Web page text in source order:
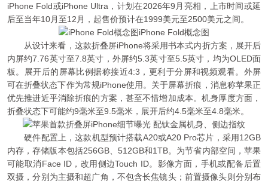
iPhone Fold或iPhone Ultra，计划在2026年9月亮相，上市时间或延
后至当年10月至12月，起售价预计在1999美元至2500美元之间。
iPhone Fold概念图
从设计来看，这款折叠屏iPhone将采用书本式内折方案，展开后
内屏约7.76英寸至7.8英寸，外屏约5.3英寸至5.5英寸，均为OLED面
板。展开后的屏幕比例据称接近4:3，更利于分屏和视频观看。外屏
可在折叠状态下作为常规iPhone使用。关于屏幕折痕，消息称苹果正
优先推进近乎消除折痕的方案，甚至不惜增加成本。机身厚度方面，
折叠状态下可能约9毫米至9.5毫米，展开后约4.5毫米至4.8毫米。
硬件配置上，这款机型预计搭载A20或A20 Pro芯片，采用12GB
内存，存储版本包括256GB、512GB和1TB。为节省内部空间，苹果
可能取消Face ID，改用侧边Touch ID。影像方面，手机或配备后置
双摄，分别为主摄和超广角，不包含长焦镜头；前置摄像头则分别布